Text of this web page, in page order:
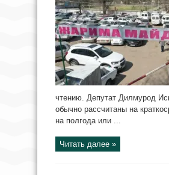
чтению. Депутат Дилмурод
обычно рассчитаны на
на полгода или ...
Читать далее »